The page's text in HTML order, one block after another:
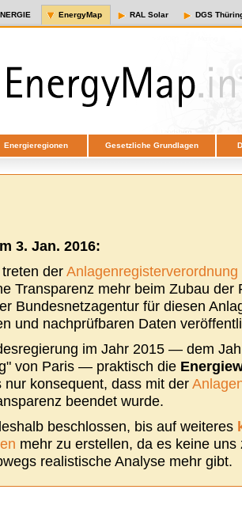
EnergyMap RAL Solar DGS
Energieregionen Gesetzliche Grundlagen
3. Jan. 2016:
derAnlagenregisterverordnung
Transparenz mehr beim Zubau der
Bundesnetzagentur für diesen
und nachprüfbaren Daten
im Jahr 2015 — dem
von Paris — praktisch die
nur konsequent, dass mit der
beendet wurde.
beschlossen, bis auf weiteres
mehr zu erstellen, da es keine
realistische Analyse mehr gibt.